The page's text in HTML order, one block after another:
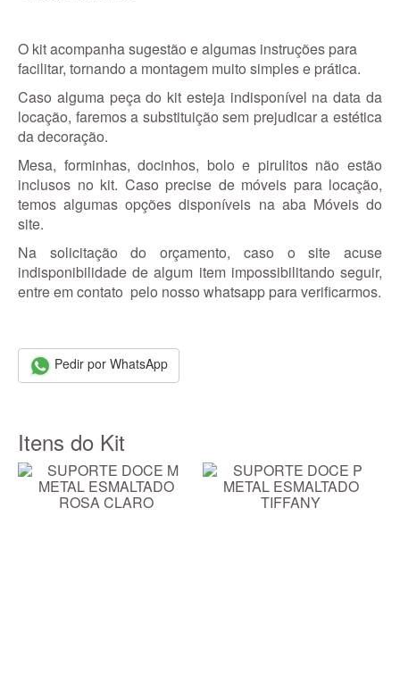
O kit acompanha sugestão e algumas instruções para
facilitar, tornando a montagem muito simples e prática.
Caso alguma peça do kit esteja indisponível na data da
locação, faremos a substituição sem prejudicar a estética
da decoração.
Mesa, forminhas, docinhos, bolo e pirulitos não estão
inclusos no kit. Caso precise de móveis para locação,
temos algumas opções disponíveis na aba Móveis do
site.
Na solicitação do orçamento, caso o site acuse
indisponibilidade de algum item impossibilitando seguir,
entre em contato pelo nosso whatsapp para verificarmos.
Pedir por WhatsApp
Itens do Kit